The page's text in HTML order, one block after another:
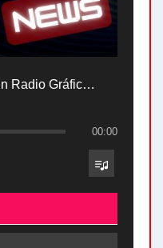
El Bucle News en Radio Gráfica. Bloque 2 . 28.04.24
00:00
El Bucle News en Radio Gráfica. Bloque 2 . 28.04.24 - Jorge Gres